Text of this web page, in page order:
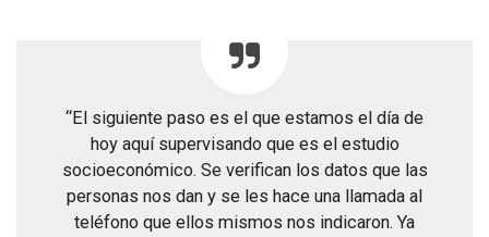
“El siguiente paso es el que estamos el día de
hoy aquí supervisando que es el estudio
socioeconómico. Se verifican los datos que las
personas nos dan y se les hace una llamada al
teléfono que ellos mismos nos indicaron. Ya